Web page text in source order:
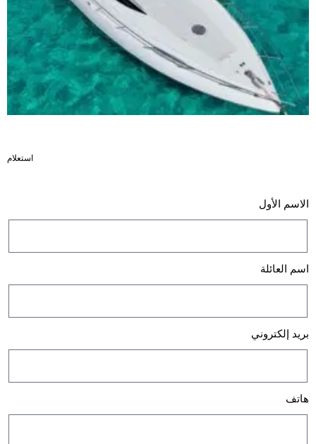
استعلام
الاسم الأول
اسم العائلة
بريد إلكتروني
هاتف